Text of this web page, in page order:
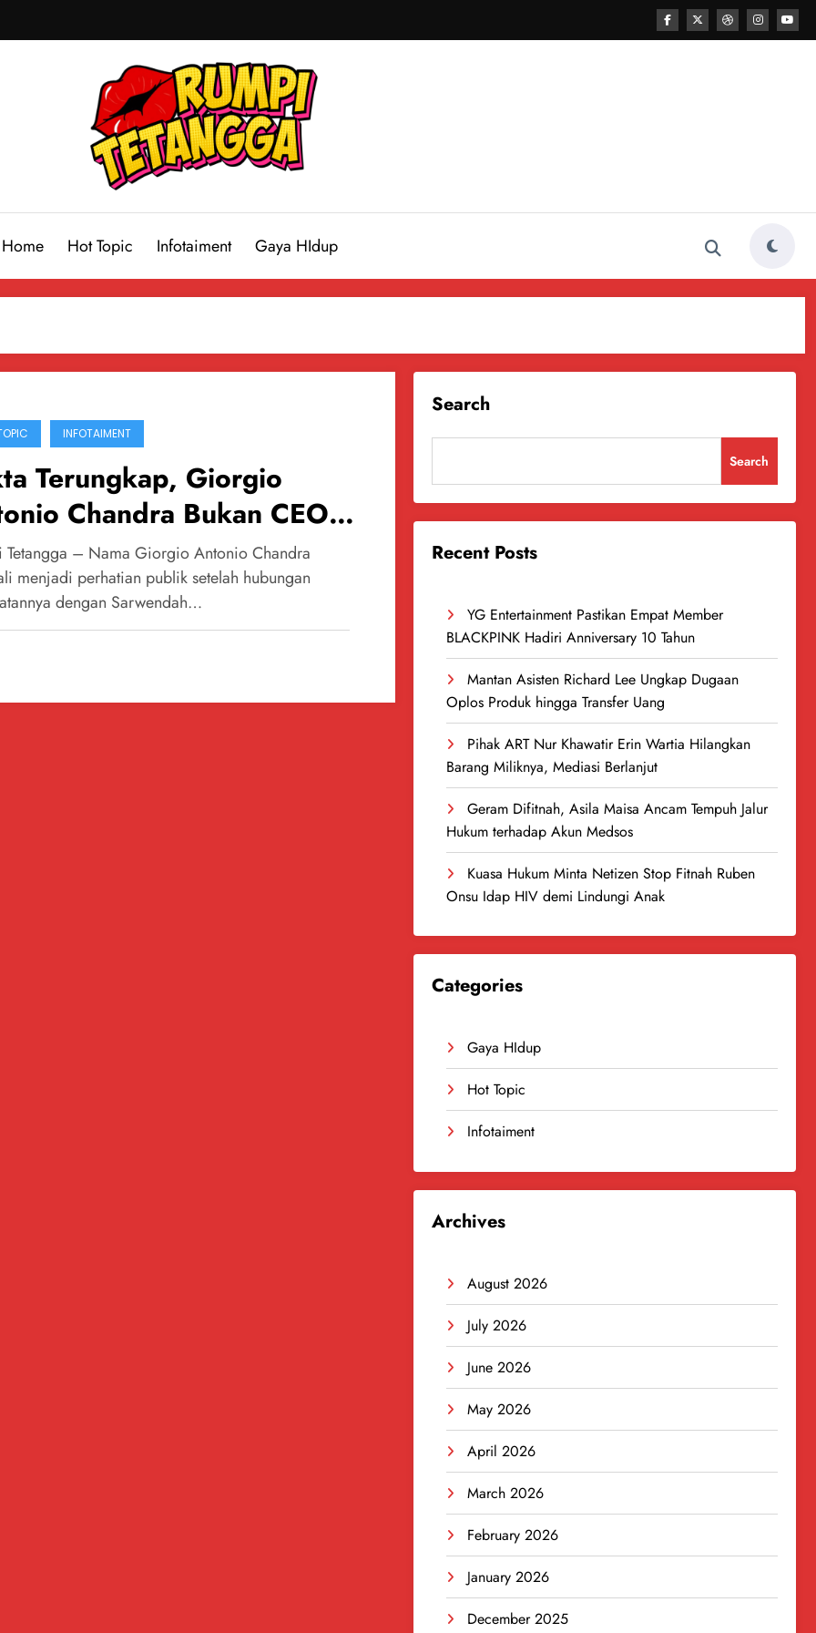
Home Hot Topic Infotaiment Gaya HIdup
INFOTAIMENT
Terungkap, Giorgio
Chandra Bukan CEO
Seperti yang Ramai
Tetangga – Nama Giorgio Antonio Chandra
menjadi perhatian publik setelah hubungan
dengan Sarwendah…
Search
Search
Recent Posts
YG Entertainment Pastikan Empat Member
BLACKPINK Hadiri Anniversary 10 Tahun
Mantan Asisten Richard Lee Ungkap Dugaan
Oplos Produk hingga Transfer Uang
Pihak ART Nur Khawatir Erin Wartia Hilangkan
Barang Miliknya, Mediasi Berlanjut
Geram Difitnah, Asila Maisa Ancam Tempuh Jalur
Hukum terhadap Akun Medsos
Kuasa Hukum Minta Netizen Stop Fitnah Ruben
Onsu Idap HIV demi Lindungi Anak
Categories
Gaya HIdup
Hot Topic
Infotaiment
Archives
August 2026
July 2026
June 2026
May 2026
April 2026
March 2026
February 2026
January 2026
December 2025